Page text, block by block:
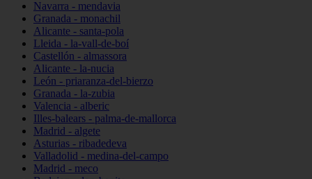
Navarra - mendavia
Granada - monachil
Alicante - santa-pola
Lleida - la-vall-de-boí
Castellón - almassora
Alicante - la-nucia
León - priaranza-del-bierzo
Granada - la-zubia
Valencia - alberic
Illes-balears - palma-de-mallorca
Madrid - algete
Asturias - ribadedeva
Valladolid - medina-del-campo
Madrid - meco